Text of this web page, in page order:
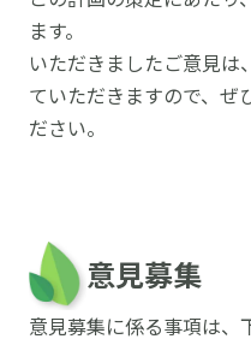
〒
ます。
いただきましたご意見は
ていただきますので、ぜ
ださい。
意見募集
意見募集に係る事項は、